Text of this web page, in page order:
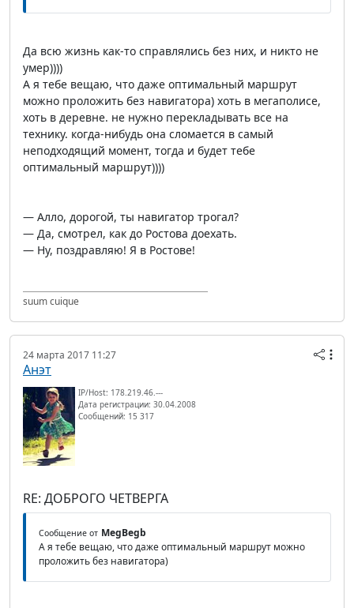
Да всю жизнь как-то справлялись без них, и никто не
умер))))
А я тебе вещаю, что даже оптимальный маршрут
можно проложить без навигатора) хоть в мегаполисе,
хоть в деревне. не нужно перекладывать все на
технику. когда-нибудь она сломается в самый
неподходящий момент, тогда и будет тебе
оптимальный маршрут))))
— Алло, дорогой, ты навигатор трогал?
— Да, смотрел, как до Ростова доехать.
— Ну, поздравляю! Я в Ростове!
suum cuique
24 марта 2017 11:27
Анэт
IP/Host: 178.219.46.---
Дата регистрации: 30.04.2008
Сообщений: 15 317
RE: ДОБРОГО ЧЕТВЕРГА
Сообщение от MegBegb
А я тебе вещаю, что даже оптимальный маршрут можно
проложить без навигатора)